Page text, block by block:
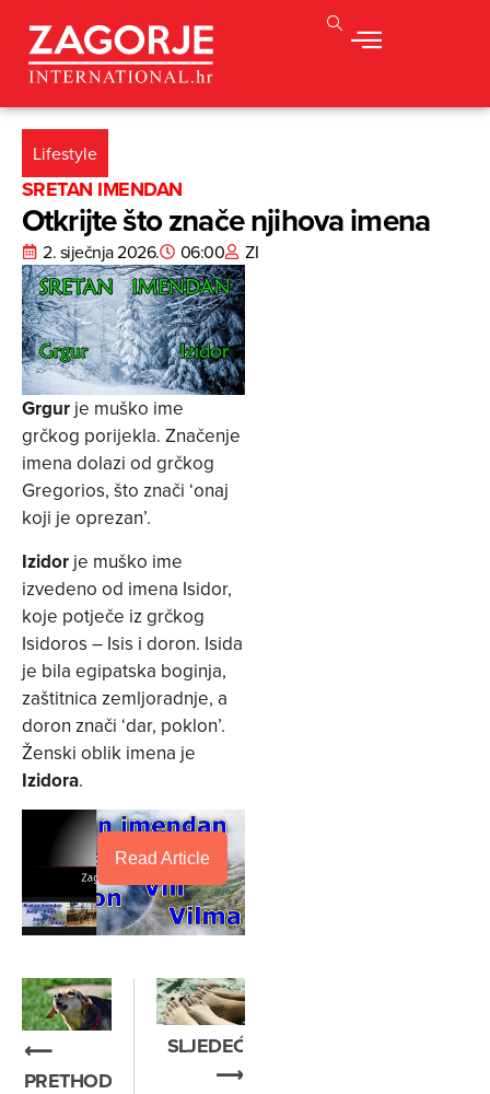
Lifestyle
SRETAN IMENDAN
Otkrijte što znače njihova imena
2. siječnja 2026. 06:00 ZI
Grgur je muško ime
grčkog porijekla. Značenje
imena dolazi od grčkog
Gregorios, što znači ‘onaj
koji je oprezan’.
Izidor je muško ime
izvedeno od imena Isidor,
koje potječe iz grčkog
Isidoros – Isis i doron. Isida
je bila egipatska boginja,
zaštitnica zemljoradnje, a
doron znači ‘dar, poklon’.
Ženski oblik imena je
Izidora.
Read Article
⟵
PRETHODNO
SLJEDEĆE
⟶